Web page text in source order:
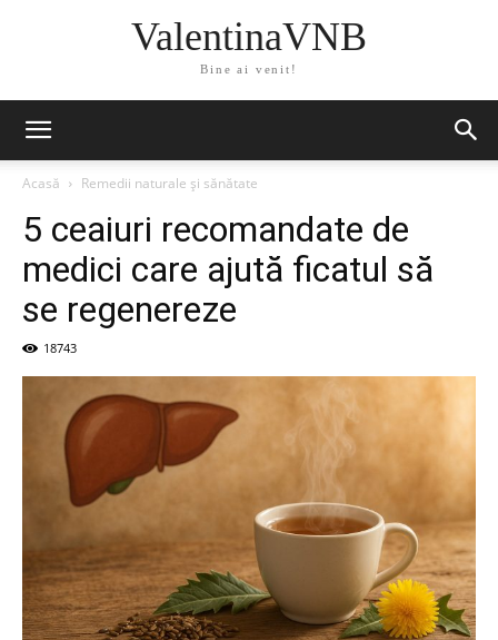
ValentinaVNB
Bine ai venit!
Acasă Remedii naturale și sănătate
5 ceaiuri recomandate de
medici care ajută ficatul să
se regenereze
18743